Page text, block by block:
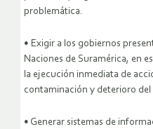
problemática.
• Exigir a los gobiernos
Naciones de Suramérica, en
la ejecución inmediata de
contaminación y deterioro del
• Generar sistemas de